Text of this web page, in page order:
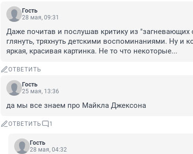
Гость
28 мая, 09:31
Даже почитав и послушав критику из "загневающих
глянуть, тряхнуть детскими воспоминаниями. Ну и
яркая, красивая картинка. Не то что некоторые...
ОТВЕТИТЬ
Гость
25 мая, 13:36
да мы все знаем про Майкла Джексона
ОТВЕТИТЬ 1
Гость
28 мая, 04:32